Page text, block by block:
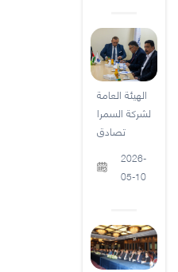
الهيئة العامة
لشركة السمرا
تصادق
2026-
05-10